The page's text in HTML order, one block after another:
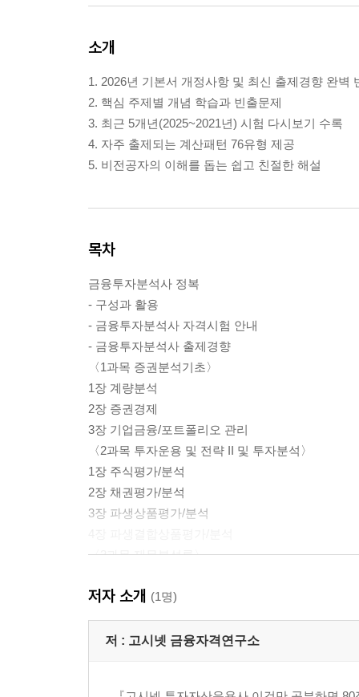
소개
1. 2026년 기본서 개정사항 및 최신 출제경향 완벽
2. 핵심 주제별 개념 학습과 빈출문제
3. 최근 5개년(2025~2021년) 시험 다시보기 수록
4. 자주 출제되는 계산패턴 76유형 제공
5. 비전공자의 이해를 돕는 쉽고 친절한 해설
목차
금융투자분석사 정복
- 구성과 활용
- 금융투자분석사 자격시험 안내
- 금융투자분석사 출제경향
〈1과목 증권분석기초〉
1장 계량분석
2장 증권경제
3장 기업금융/포트폴리오 관리
〈2과목 투자운용 및 전략 II 및 투자분석〉
1장 주식평가/분석
2장 채권평가/분석
3장 파생상품평가/분석
〈3과목 재무분석론〉
2장 기업가치평가/분석
〈4과목 증권법규 및 직무윤리〉
1장 자본시장 관련 법규
저자 소개 (1명)
저 : 고시넷 금융자격연구소